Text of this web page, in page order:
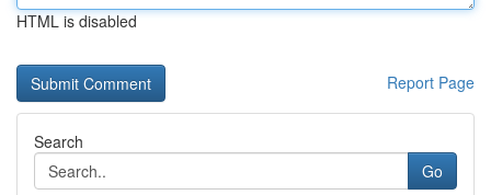
HTML is disabled
Report Page
Search
Go